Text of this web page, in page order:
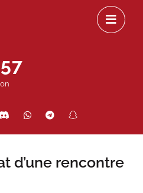
DiscordWhatsAppTelegram
d’une rencontre